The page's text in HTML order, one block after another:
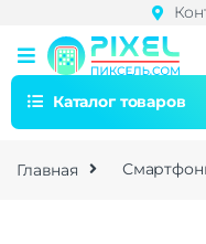
Каталог товаров
Главная